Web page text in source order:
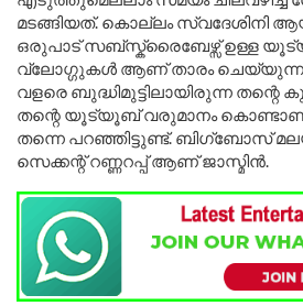
മടങ്ങിയത്. കൊല്ലം സ്വദേശിനി
ഒരുപാട് സബ്സ്ക്രൈബേഴ്സ് ഉള്ള
വ്ലോഗ്ഗുകൾ ആണ് താരം
വളരെ ബുദ്ധിമുട്ടിലായിരുന്ന തന്റെ
തന്റെ യൂട്യൂബ് വരുമാനം
തന്നെ പറഞ്ഞിട്ടുണ്ട്. ബിഗ്‌ബോസ്
സെക്കന്റ്‌ റണ്ണറപ്പ് ആണ് ജാസ്മിൻ.